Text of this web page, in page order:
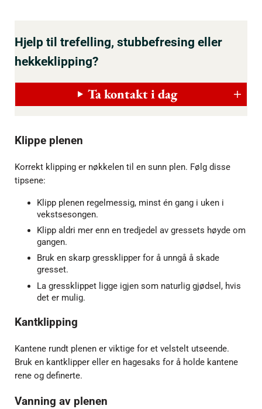
Hjelp til trefelling, stubbefresing eller
hekkeklipping?
Ta kontakt i dag
Klippe plenen
Korrekt klipping er nøkkelen til en sunn plen. Følg disse
tipsene:
Klipp plenen regelmessig, minst én gang i uken i
vekstsesongen.
Klipp aldri mer enn en tredjedel av gressets høyde om
gangen.
Bruk en skarp gressklipper for å unngå å skade
gresset.
La gressklippet ligge igjen som naturlig gjødsel, hvis
det er mulig.
Kantklipping
Kantene rundt plenen er viktige for et velstelt utseende.
Bruk en kantklipper eller en hagesaks for å holde kantene
rene og definerte.
Vanning av plenen